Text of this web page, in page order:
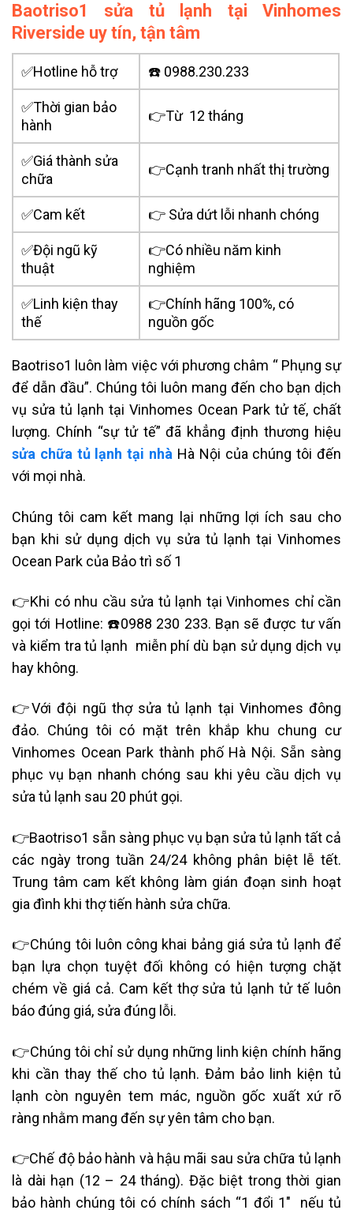
Baotriso1 sửa tủ lạnh tại Vinhomes
Riverside uy tín, tận tâm
✅Hotline hỗ trợ ☎️ 0988.230.233
✅Thời gian bảo
hành
👉Từ 12 tháng
✅Giá thành sửa
chữa
👉Cạnh tranh nhất thị trường
✅Cam kết 👉 Sửa dứt lỗi nhanh chóng
✅Đội ngũ kỹ
thuật
👉Có nhiều năm kinh
nghiệm
✅Linh kiện thay
thế
👉Chính hãng 100%, có
nguồn gốc
Baotriso1 luôn làm việc với phương châm “ Phụng sự
để dẫn đầu”. Chúng tôi luôn mang đến cho bạn dịch
vụ sửa tủ lạnh tại Vinhomes Ocean Park tử tế, chất
lượng. Chính “sự tử tế” đã khẳng định thương hiệu
sửa chữa tủ lạnh tại nhà Hà Nội của chúng tôi đến
với mọi nhà.
Chúng tôi cam kết mang lại những lợi ích sau cho
bạn khi sử dụng dịch vụ sửa tủ lạnh tại Vinhomes
Ocean Park của Bảo trì số 1
👉Khi có nhu cầu sửa tủ lạnh tại Vinhomes chỉ cần
gọi tới Hotline: ☎️0988 230 233. Bạn sẽ được tư vấn
và kiểm tra tủ lạnh miễn phí dù bạn sử dụng dịch vụ
hay không.
👉Với đội ngũ thợ sửa tủ lạnh tại Vinhomes đông
đảo. Chúng tôi có mặt trên khắp khu chung cư
Vinhomes Ocean Park thành phố Hà Nội. Sẵn sàng
phục vụ bạn nhanh chóng sau khi yêu cầu dịch vụ
sửa tủ lạnh sau 20 phút gọi.
👉Baotriso1 sẵn sàng phục vụ bạn sửa tủ lạnh tất cả
các ngày trong tuần 24/24 không phân biệt lễ tết.
Trung tâm cam kết không làm gián đoạn sinh hoạt
gia đình khi thợ tiến hành sửa chữa.
👉Chúng tôi luôn công khai bảng giá sửa tủ lạnh để
bạn lựa chọn tuyệt đối không có hiện tượng chặt
chém về giá cả. Cam kết thợ sửa tủ lạnh tử tế luôn
báo đúng giá, sửa đúng lỗi.
👉Chúng tôi chỉ sử dụng những linh kiện chính hãng
khi cần thay thế cho tủ lạnh. Đảm bảo linh kiện tủ
lạnh còn nguyên tem mác, nguồn gốc xuất xứ rõ
ràng nhằm mang đến sự yên tâm cho bạn.
👉Chế độ bảo hành và hậu mãi sau sửa chữa tủ lạnh
là dài hạn (12 – 24 tháng). Đặc biệt trong thời gian
bảo hành chúng tôi có chính sách “1 đổi 1″ nếu tủ